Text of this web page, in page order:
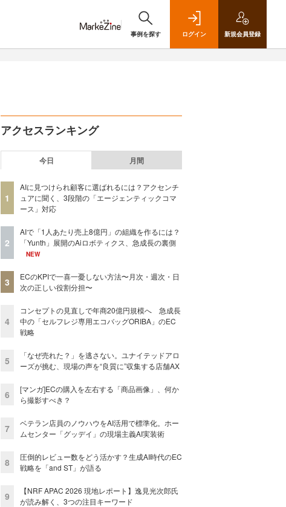
事例を探す ログイン 新規会員登録
アクセスランキング
今日 月間
1
AIに見つけられ顧客に選ばれるには？アクセンチ
ュアに聞く、3段階の「エージェンティックコマ
ース」対応
2
AIで「1人あたり売上8億円」の組織を作るには？
「Yunth」展開のAiロボティクス、急成長の裏側
NEW
3
ECのKPIで一喜一憂しない方法〜月次・週次・日
次の正しい役割分担〜
4
コンセプトの見直しで年商20億円規模へ 急成長
中の「セルフレジ専用エコバッグORIBA」のEC
戦略
5
「なぜ売れた？」を逃さない。ユナイテッドアロ
ーズが挑む、現場の声を“良質に”収集する店舗AX
6
[マンガ]ECの購入を左右する「商品画像」、何か
ら撮影すべき？
7
ベテラン店員のノウハウをAI活用で標準化。ホー
ムセンター「グッデイ」の現場主義AI実装術
8
圧倒的レビュー数をどう活かす？生成AI時代のEC
戦略を「and ST」が語る
9
【NRF APAC 2026 現地レポート】逸見光次郎氏
が読み解く、3つの注目キーワード